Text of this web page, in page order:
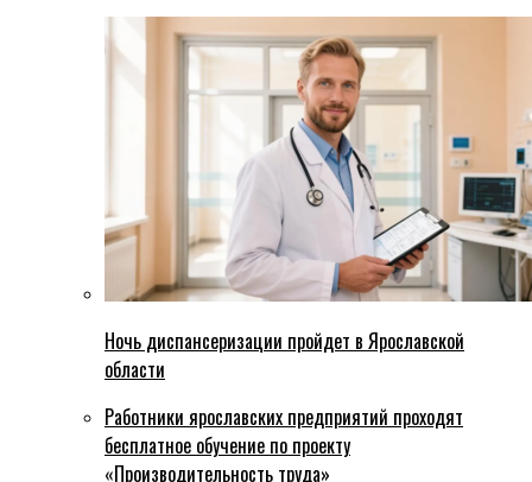
Ночь диспансеризации пройдет в Ярославской
области
Работники ярославских предприятий проходят
бесплатное обучение по проекту
«Производительность труда»